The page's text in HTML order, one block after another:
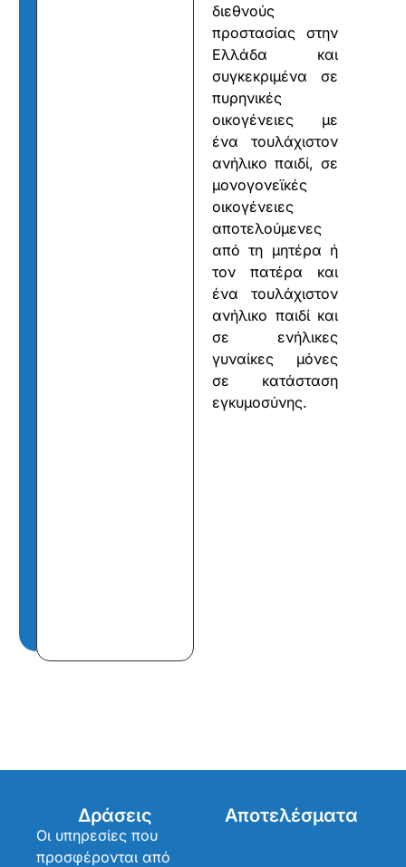
διεθνούς
προστασίας στην
Ελλάδα και
συγκεκριμένα σε
πυρηνικές
οικογένειες με
ένα τουλάχιστον
ανήλικο παιδί, σε
μονογονεϊκές
οικογένειες
αποτελούμενες
από τη μητέρα ή
τον πατέρα και
ένα τουλάχιστον
ανήλικο παιδί και
σε ενήλικες
γυναίκες μόνες
σε κατάσταση
εγκυμοσύνης.
Δράσεις
Οι υπηρεσίες που
προσφέρονται από
Αποτελέσματα